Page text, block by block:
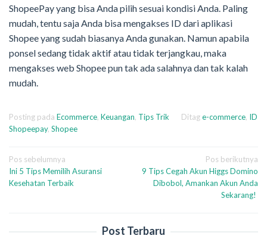
ShopeePay yang bisa Anda pilih sesuai kondisi Anda. Paling
mudah, tentu saja Anda bisa mengakses ID dari aplikasi
Shopee yang sudah biasanya Anda gunakan. Namun apabila
ponsel sedang tidak aktif atau tidak terjangkau, maka
mengakses web Shopee pun tak ada salahnya dan tak kalah
mudah.
Posting pada Ecommerce, Keuangan, Tips Trik Ditage-commerce, ID
Shopeepay, Shopee
Navigasi
pos
Pos sebelumnya
Ini 5 Tips Memilih Asuransi
Kesehatan Terbaik
Pos berikutnya
9 Tips Cegah Akun Higgs Domino
Dibobol, Amankan Akun Anda
Sekarang!
Post Terbaru